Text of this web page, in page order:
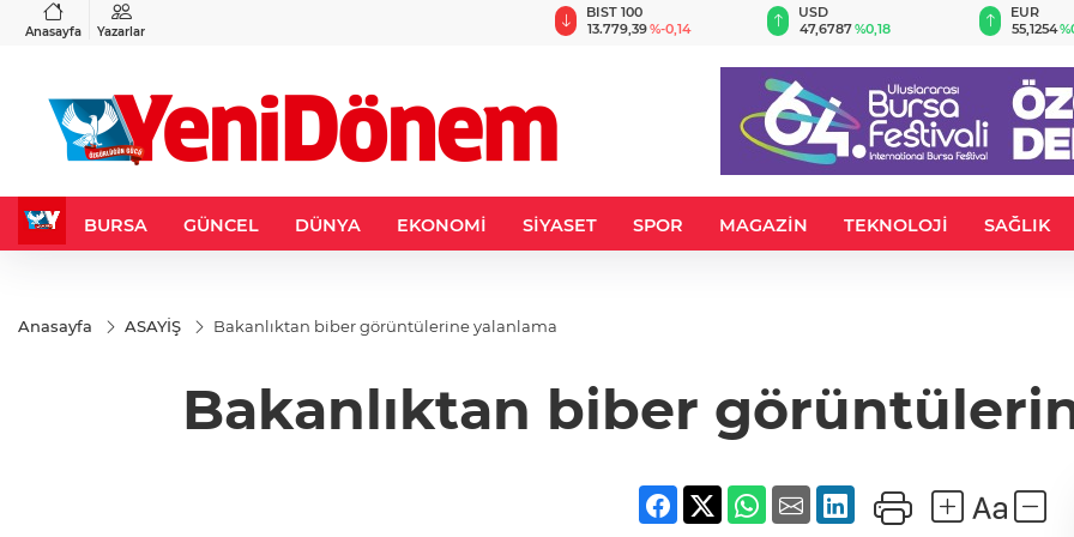
Anasayfa Yazarlar
%-0,22
BIST 100
13.779,39%-0,14
USD
47,6787%0,18
EUR
55,1254
BURSA GÜNCEL DÜNYA EKONOMİ SİYASET SPOR MAGAZİN TEKNOLOJİ SAĞLIK
Anasayfa ASAYİŞ Bakanlıktan biber görüntülerine yalanlama
Bakanlıktan biber